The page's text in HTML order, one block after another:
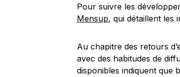
Pour suivre les
Mensup, qui détaillent les
Au chapitre des retours
avec des habitudes de
disponibles indiquent que